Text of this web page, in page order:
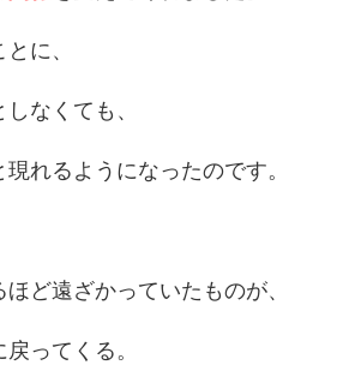
に、
なくても、
れるようになったのです。
ど遠ざかっていたものが、
ってくる。